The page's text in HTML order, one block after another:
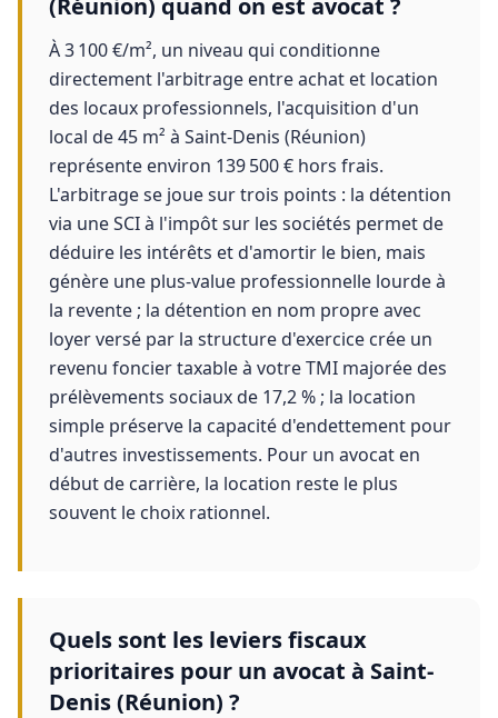
(Réunion) quand on est avocat ?
À 3 100 €/m², un niveau qui conditionne
directement l'arbitrage entre achat et location
des locaux professionnels, l'acquisition d'un
local de 45 m² à Saint-Denis (Réunion)
représente environ 139 500 € hors frais.
L'arbitrage se joue sur trois points : la détention
via une SCI à l'impôt sur les sociétés permet de
déduire les intérêts et d'amortir le bien, mais
génère une plus-value professionnelle lourde à
la revente ; la détention en nom propre avec
loyer versé par la structure d'exercice crée un
revenu foncier taxable à votre TMI majorée des
prélèvements sociaux de 17,2 % ; la location
simple préserve la capacité d'endettement pour
d'autres investissements. Pour un avocat en
début de carrière, la location reste le plus
souvent le choix rationnel.
Quels sont les leviers fiscaux
prioritaires pour un avocat à Saint-
Denis (Réunion) ?